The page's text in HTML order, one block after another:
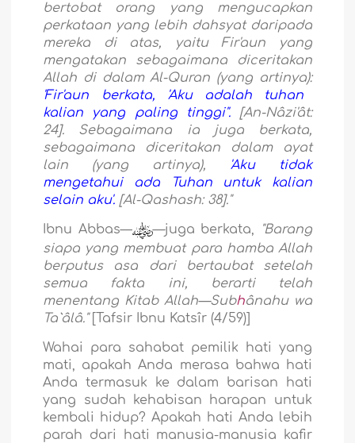
bertobat orang yang mengucapkan
perkataan yang lebih dahsyat daripada
mereka di atas, yaitu Fir'aun yang
mengatakan sebagaimana diceritakan
Allah di dalam Al-Quran (yang artinya):
'Fir'aun berkata, 'Aku adalah tuhan
kalian yang paling tinggi''.[An-Nâzi'ât:
24]. Sebagaimana ia juga berkata,
sebagaimana diceritakan dalam ayat
lain (yang artinya), 'Aku tidak
mengetahui ada Tuhan untuk kalian
selain aku'. [Al-Qashash: 38]."
Ibnu Abbas— —juga berkata,
"Barang
siapa yang membuat para hamba Allah
berputus asa dari bertaubat setelah
semua fakta ini, berarti telah
menentang Kitab Allah—Subhânahu wa
Ta`âlâ."[Tafsir Ibnu Katsîr (4/59)]
Wahai para sahabat pemilik hati yang
mati, apakah Anda merasa bahwa hati
Anda termasuk ke dalam barisan hati
yang sudah kehabisan harapan untuk
kembali hidup? Apakah hati Anda lebih
parah dari hati manusia-manusia kafir